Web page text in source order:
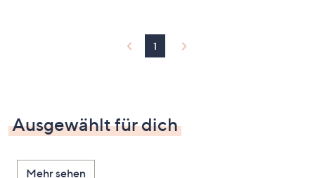
1
Ausgewählt für dich
Mehr sehen